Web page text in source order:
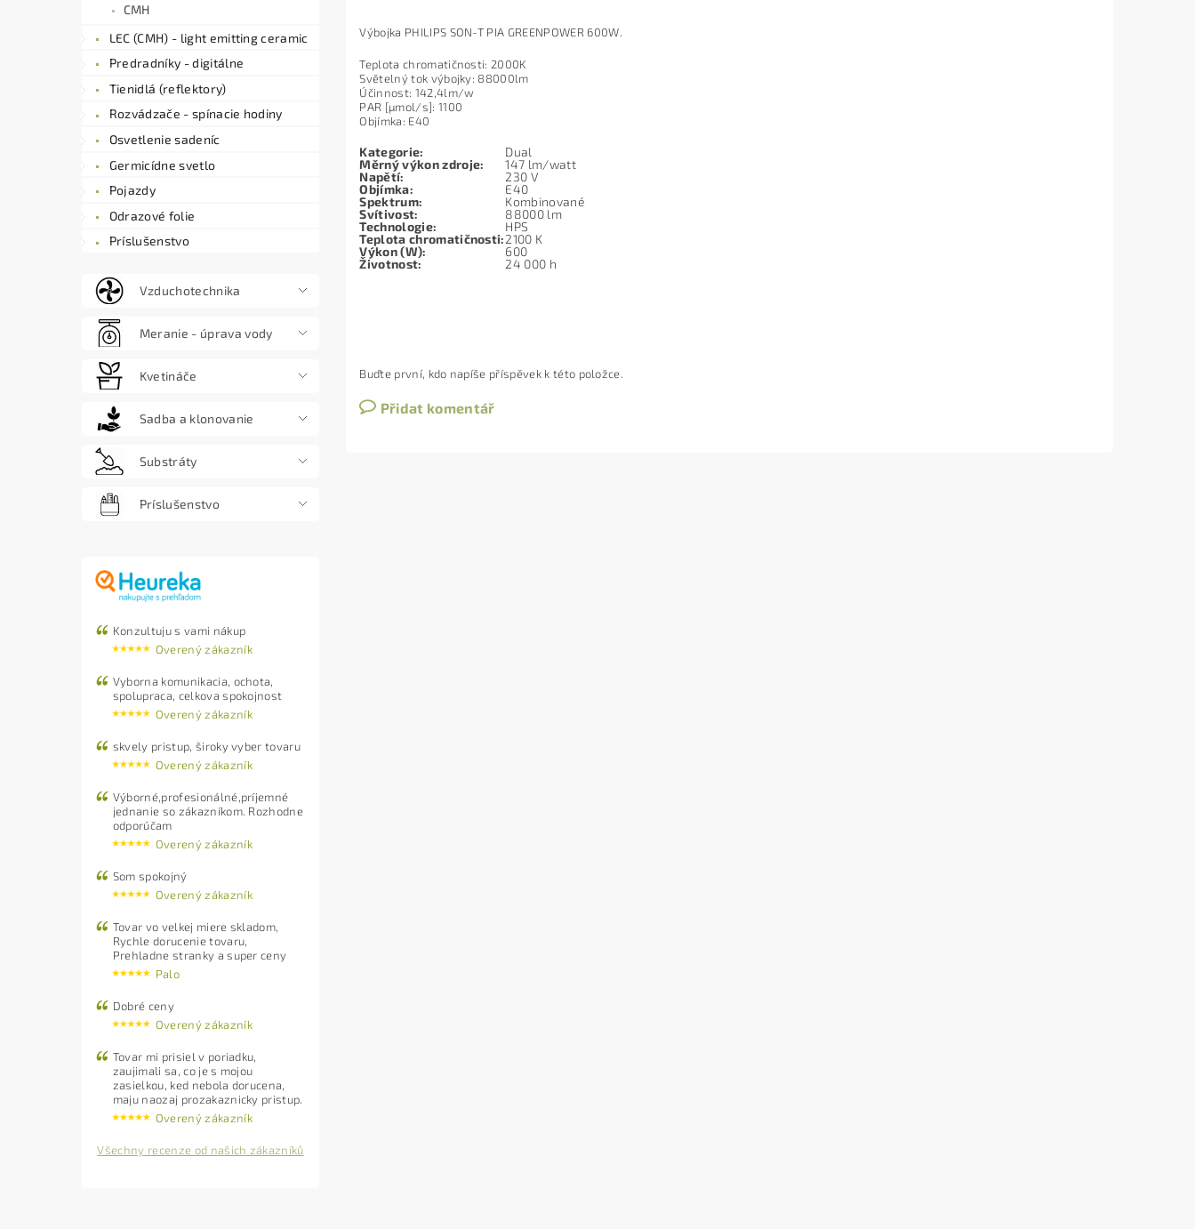
CMH
LEC (CMH) - light emitting ceramic
Predradníky - digitálne
Tienidlá (reflektory)
Rozvádzače - spínacie hodiny
Osvetlenie sadeníc
Germicídne svetlo
Pojazdy
Odrazové folie
Príslušenstvo
Vzduchotechnika
Meranie - úprava vody
Kvetináče
Sadba a klonovanie
Substráty
Príslušenstvo
Konzultuju s vami nákup
Overený zákazník
Vyborna komunikacia, ochota,
spolupraca, celkova spokojnost
Overený zákazník
skvely pristup, široky vyber tovaru
Overený zákazník
Výborné,profesionálné,príjemné
jednanie so zákazníkom. Rozhodne
odporúčam
Overený zákazník
Som spokojný
Overený zákazník
Tovar vo velkej miere skladom,
Rychle dorucenie tovaru,
Prehladne stranky a super ceny
Palo
Dobré ceny
Overený zákazník
Tovar mi prisiel v poriadku,
zaujimali sa, co je s mojou
zasielkou, ked nebola dorucena,
maju naozaj prozakaznicky pristup.
Overený zákazník
Všechny recenze od našich zákazníků
Výbojka PHILIPS SON-T PIA GREENPOWER 600W.
Teplota chromatičnosti: 2000K
Světelný tok výbojky: 88000lm
Účinnost: 142,4lm/w
PAR [µmol/s]: 1100
Objímka: E40
Kategorie:
Dual
Měrný výkon zdroje:
147 lm/watt
Napětí:
230 V
Objímka:
E40
Spektrum:
Kombinované
Svítivost:
88000 lm
Technologie:
HPS
Teplota chromatičnosti:2100 K
Výkon (W):
600
Životnost: 24 000 h
Buďte první, kdo napíše příspěvek k této položce.
Přidat komentář